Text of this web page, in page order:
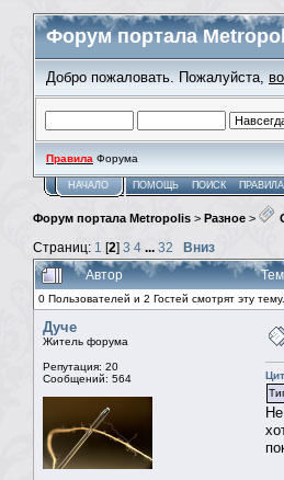
Форум портала
Добро пожаловать. Пожалуйста,
Правила Форума
НАЧАЛО ПОМОЩЬ ПОИСК ПРАВИЛА
Форум портала Metropolis > Разное >
Страниц: 1 [2] 3 4 ... 32
Вниз
Автор
0 Пользователей и 2 Гостей смотрят эту тему.
Дуче
Житель форума
Репутация: 20
Сообщений: 564